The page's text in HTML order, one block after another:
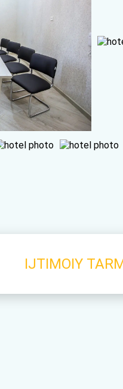
IJTIMOIY